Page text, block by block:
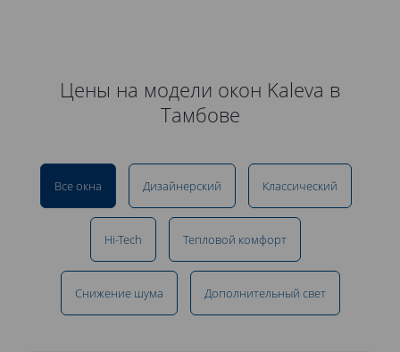
Цены на модели окон Kaleva в
Тамбове
Все окна Дизайнерский Классический
Hi-Tech Тепловой комфорт
Снижение шума Дополнительный свет